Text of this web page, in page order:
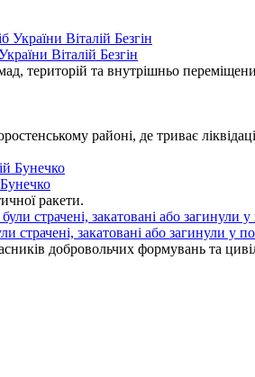
Віталій Безгін
територій та внутрішньо
районі, де триває
ракети.
закатовані або загинули у
добровольчих формувань та